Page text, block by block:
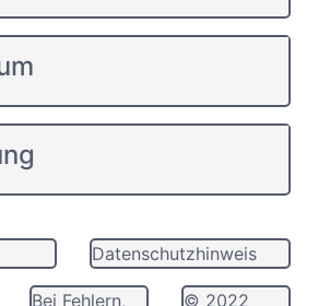
Datenschutzhinweis
Bei Fehlern, © 2022